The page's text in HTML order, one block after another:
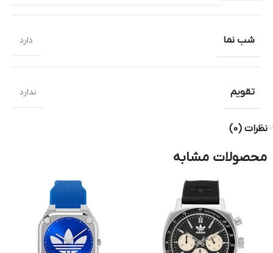
شب نما دارد
تقویم ندارد
نظرات (0)
محصولات مشابه